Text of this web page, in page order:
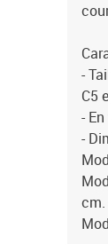
-
C5
-
-
cm.